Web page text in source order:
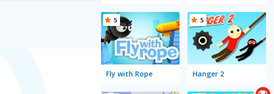
Fly with Rope
5
Hanger 2
5